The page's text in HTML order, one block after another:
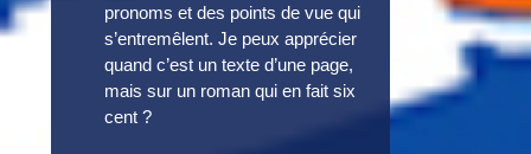
pronoms et des points de vue qui
s’entremêlent. Je peux apprécier
quand c’est un texte d’une page,
mais sur un roman qui en fait six
cent ?